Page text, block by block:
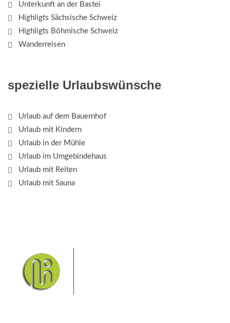
Unterkunft an der Bastei
Highligts Sächsische Schweiz
Highligts Böhmische Schweiz
Wanderreisen
spezielle Urlaubswünsche
Urlaub auf dem Bauernhof
Urlaub mit Kindern
Urlaub in der Mühle
Urlaub im Umgebindehaus
Urlaub mit Reiten
Urlaub mit Sauna